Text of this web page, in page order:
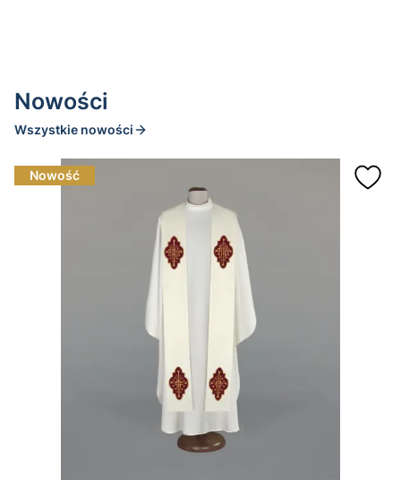
Nowości
Wszystkie nowości
Nowość